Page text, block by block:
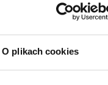
O plikach cookies